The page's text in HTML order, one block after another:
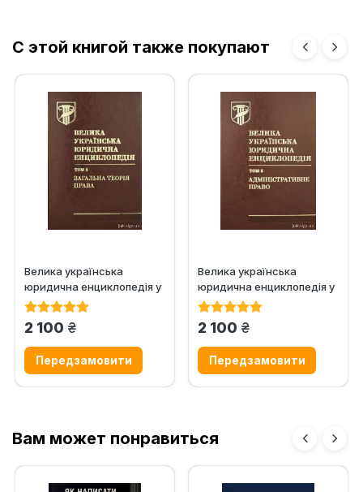
С этой книгой также покупают
Велика українська
юридична енциклопедія у
20-ти томах. Том 3.
2 100 грн.
Велика українська
юридична енциклопедія у
20-ти томах. Том 5....
2 100 грн.
Вам может понравиться